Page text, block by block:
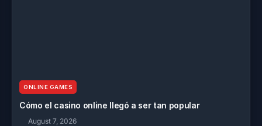
ONLINE GAMES
Cómo el casino online llegó a ser tan popular
August 7, 2026